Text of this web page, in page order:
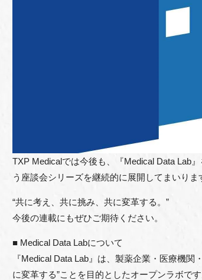
TXP Medicalでは今後も、『Medical Data Lab
う座談会シリーズを継続的に展開してまいりま
“共に考え、共に挑み、共に変革する。”
今後の連載にもぜひご期待ください。
■ Medical Data Labについて
『Medical Data Lab』は、製薬企業・医療機
に変革する”ことを目的としたオープンラボです